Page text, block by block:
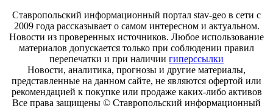
Ставропольский информационный портал stav-geo в сети с
2009 года рассказывает о самом интересном и актуальном.
Новости из проверенных источников. Любое использование
материалов допускается только при соблюдении правил
перепечатки и при наличии гиперссылки
Новости, аналитика, прогнозы и другие материалы,
представленные на данном сайте, не являются офертой или
рекомендацией к покупке или продаже каких-либо активов
Все права защищены © Ставропольский информационный